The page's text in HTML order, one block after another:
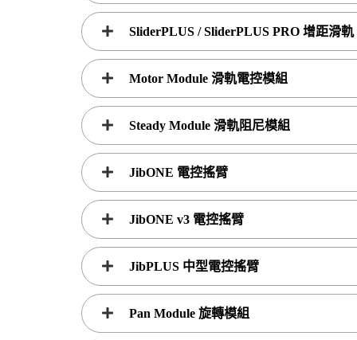
SliderPLUS / SliderPLUS PRO 增距滑軌
Motor Module 滑軌電控模組
Steady Module 滑軌阻尼模組
JibONE 電控搖臂
JibONE v3 電控搖臂
JibPLUS 中型電控搖臂
Pan Module 旋轉模組